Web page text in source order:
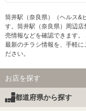
筒井駅（奈良県）（ヘルス&
す。筒井駅（奈良県）周辺
売情報などを確認できます
最新のチラシ情報を、手軽
ださい。
お店を探す
都道府県から探す